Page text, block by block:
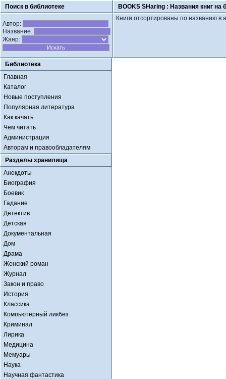
Поиск в библиотеке BOOKS SHaring : Названия книг на
Автор:
Название:
Жанр:
Книги отсортированы по названию в
Библиотека
Главная
Каталог
Новые поступления
Популярная литература
Как качать
Чем читать
Администрация
Авторам и правообладателям
Разделы хранилища
Анекдоты
Биография
Боевик
Гадание
Детектив
Детская
Документальная
Дом
Драма
Женский роман
Журнал
Закон и право
История
Классика
Компьютерный ликбез
Криминал
Лирика
Медицина
Мемуары
Наука
Научная фантастика